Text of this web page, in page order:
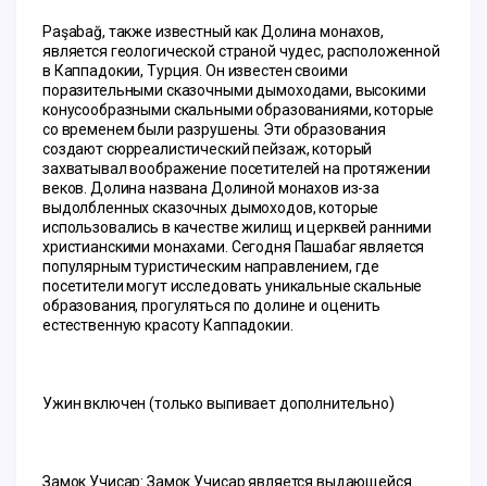
Paşabağ, также известный как Долина монахов,
является геологической страной чудес, расположенной
в Каппадокии, Турция. Он известен своими
поразительными сказочными дымоходами, высокими
конусообразными скальными образованиями, которые
со временем были разрушены. Эти образования
создают сюрреалистический пейзаж, который
захватывал воображение посетителей на протяжении
веков. Долина названа Долиной монахов из-за
выдолбленных сказочных дымоходов, которые
использовались в качестве жилищ и церквей ранними
христианскими монахами. Сегодня Пашабаг является
популярным туристическим направлением, где
посетители могут исследовать уникальные скальные
образования, прогуляться по долине и оценить
естественную красоту Каппадокии.
Ужин включен (только выпивает дополнительно)
Замок Учисар: Замок Учисар является выдающейся